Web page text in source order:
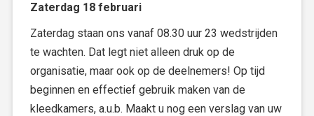
Zaterdag 18 februari
Zaterdag staan ons vanaf 08.30 uur 23 wedstrijden
te wachten. Dat legt niet alleen druk op de
organisatie, maar ook op de deelnemers! Op tijd
beginnen en effectief gebruik maken van de
kleedkamers, a.u.b. Maakt u nog een verslag van uw